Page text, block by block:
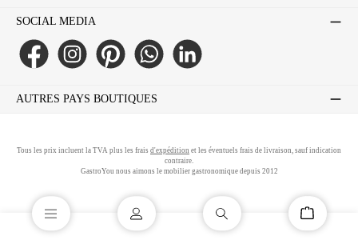
Le panier
SOCIAL MEDIA
Facebook Instagram Pinterest WhatsApp LinkedIn
AUTRES PAYS BOUTIQUES
Tous les prix incluent la TVA plus les frais d'expédition et les éventuels frais de livraison, sauf indication
contraire.
GastroYou nous aimons le mobilier gastronomique depuis 2012